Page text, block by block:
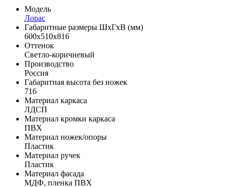
Модель
Лорас
Габаритные размеры ШхГхВ (мм)
600х510х816
Оттенок
Светло-коричневый
Производство
Россия
Габаритная высота без ножек
716
Материал каркаса
ЛДСП
Материал кромки каркаса
ПВХ
Материал ножек/опоры
Пластик
Материал ручек
Пластик
Материал фасада
МДФ, пленка ПВХ